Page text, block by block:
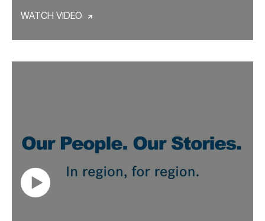
WATCH VIDEO